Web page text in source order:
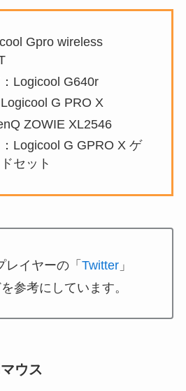
Gpro wireless
Logicool G640r
G PRO X
ZOWIE XL2546
Logicool G GPRO X ゲ
セット
イヤーの「 Twitter」
参考にしています。
ウス